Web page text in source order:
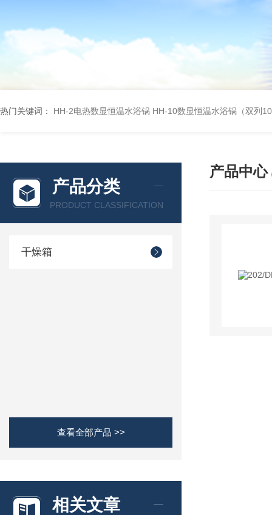
热门关键词： HH-2电热数显恒温水浴锅 HH-10数显恒温水浴锅（双列
产品分类
PRODUCT CLASSIFICATION
干燥箱
查看全部产品 >>
相关文章
产品中心